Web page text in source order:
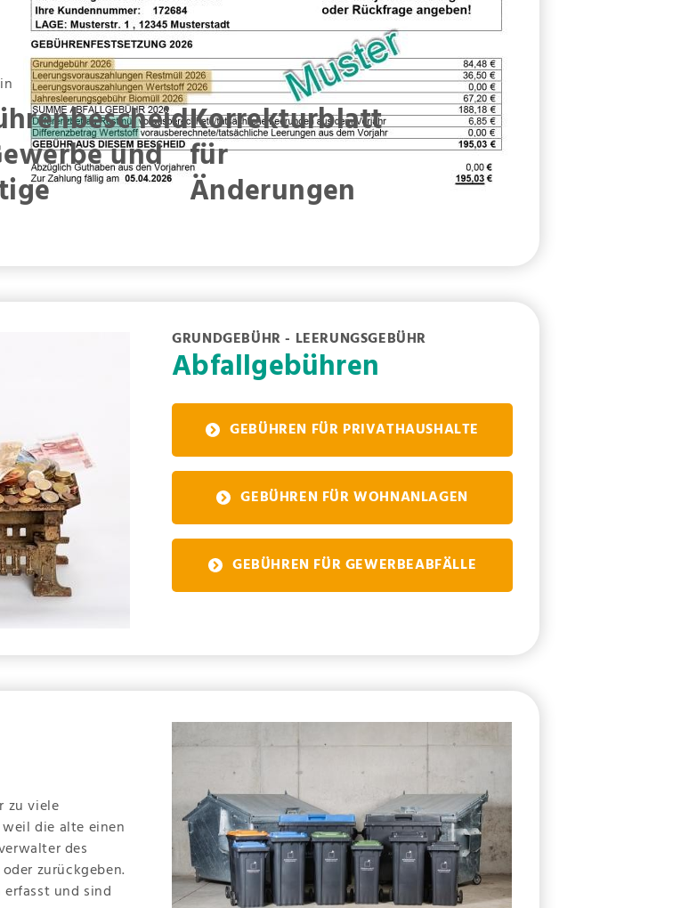
und
Korrekturblatt
für
Änderungen
GRUNDGEBÜHR - LEERUNGSGEBÜHR
Abfallgebühren
GEBÜHREN FÜR PRIVATHAUSHALTE
GEBÜHREN FÜR WOHNANLAGEN
GEBÜHREN FÜR GEWERBEABFÄLLE
zu viele
die alte einen
des
zurückgeben.
und sind